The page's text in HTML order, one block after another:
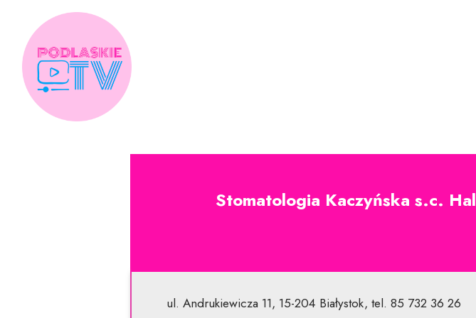
content
Stomatologia Kaczyńska s.c.
ul. Andrukiewicza 11, 15-204 Białystok, tel. 85 732 36 26